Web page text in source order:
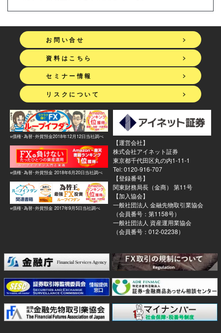
>
お問い合せ
>
資料はこちら
>
セミナー情報
>
リスクについて
※債権･為替･外貨預金2018年12月12日当社調べ
※債権･為替･外貨預金 2018年6月20日当社調べ
※債権･為替･外貨預金 2017年9月5日当社調べ
【運営会社】
株式会社アイネット証券
東京都千代田区丸の内1-11-1
Tel: 0120-916-707
【登録番号】
関東財務局長（金商） 第11号
【加入協会】
一般社団法人 金融先物取引業協会
（会員番号：第1158号）
一般社団法人 資産運用業協会
（会員番号：012-02238）